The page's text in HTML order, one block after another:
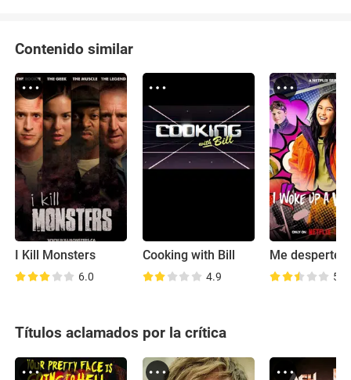
Contenido similar
I Kill Monsters
6.0
Cooking with Bill
4.9 5.4
Títulos aclamados por la crítica